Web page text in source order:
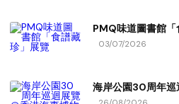
PMQ味道圖書館
03/07/2026
海岸公園30周年巡